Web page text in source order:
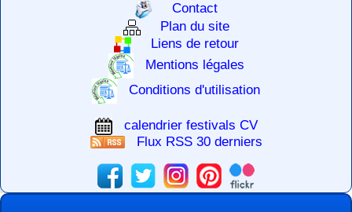
Contact
Plan du site
Liens de retour
Mentions légales
Conditions d'utilisation
calendrier festivals CV
Flux RSS 30 derniers